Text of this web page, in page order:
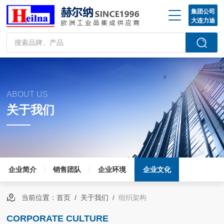
集团公司
大连力迪
ABOUT US
关于我们
企业简介 销售团队 企业环境 企业文化
当前位置：首页 / 关于我们 /组织架构
CORPORATE CULTURE